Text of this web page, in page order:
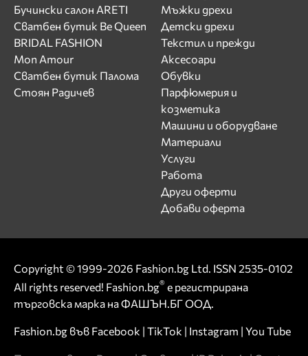
Бучински салон ARETI
Сватбен бутик Be Queen
BRIDAL FASHION
Mon Amour
Сватбен бутик Палома
Стоян Радичев
Мъжки дрехи
Детски дрехи
Текстил и прежди
Аксесоари
Обувки
Парфюмерия и
козметика
Машини и оборудване
Материали
Услуги
Работа
Други оферти
Добави оферта
Copyright © 1999-2026 Fashion.bg Ltd. ISSN 2535-0102
All rights reserved! Fashion.bg® е регистрирана
търговска марка на ФАШЪН.БГ ООД.
Fashion.bg във Facebook | TikTok | Instagram | You Tube